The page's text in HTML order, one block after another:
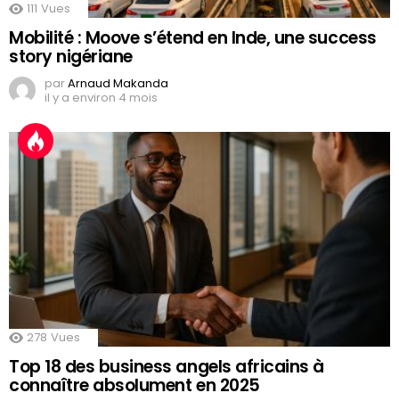
111 Vues
Mobilité : Moove s’étend en Inde, une success
story nigériane
parArnaud Makanda
il y a environ 4 mois
278 Vues
Top 18 des business angels africains à
connaître absolument en 2025